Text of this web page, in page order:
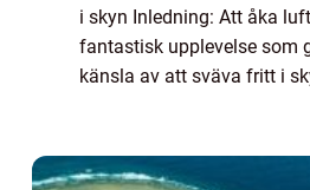
i skyn Inledning: Att åka
fantastisk upplevelse som
känsla av att sväva fritt i